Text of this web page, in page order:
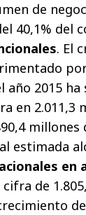
de
40,1% del
. El
año 2015 ha
en 2.011,3
millones
estimada
en
de